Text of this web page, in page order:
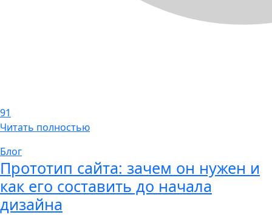
91
Читать полностью
Блог
Прототип сайта: зачем он нужен и
как его составить до начала
дизайна